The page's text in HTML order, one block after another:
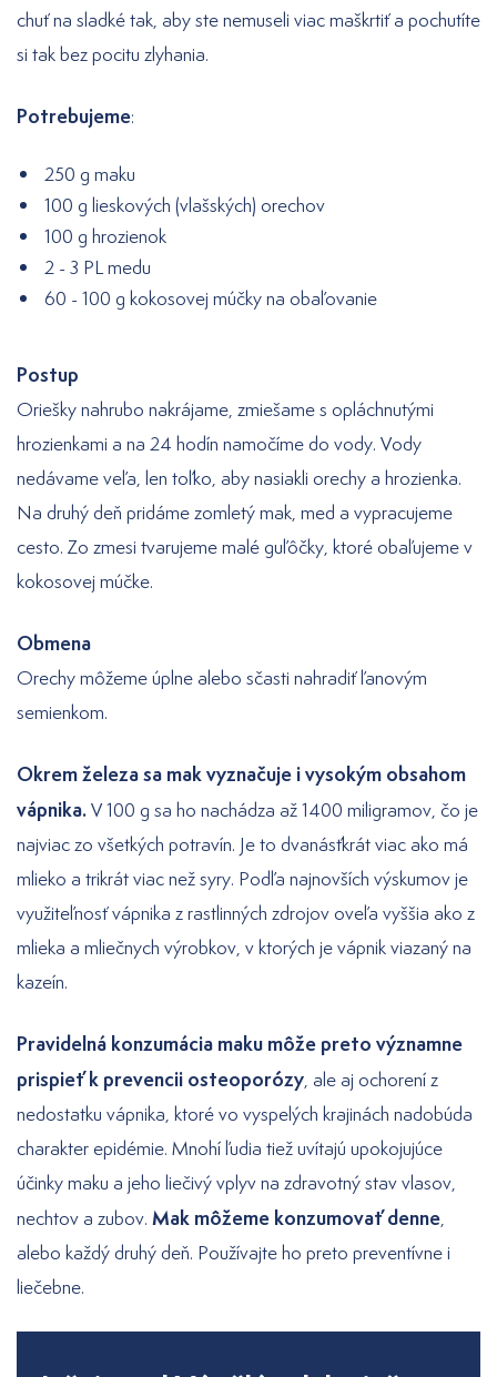
chuť na sladké tak, aby ste nemuseli viac maškrtiť a pochutíte
si tak bez pocitu zlyhania.
Potrebujeme:
250 g maku
100 g lieskových (vlašských) orechov
100 g hrozienok
2 - 3 PL medu
60 - 100 g kokosovej múčky na obaľovanie
Postup
Oriešky nahrubo nakrájame, zmiešame s opláchnutými
hrozienkami a na 24 hodín namočíme do vody. Vody
nedávame veľa, len toľko, aby nasiakli orechy a hrozienka.
Na druhý deň pridáme zomletý mak, med a vypracujeme
cesto. Zo zmesi tvarujeme malé guľôčky, ktoré obaľujeme v
kokosovej múčke.
Obmena
Orechy môžeme úplne alebo sčasti nahradiť ľanovým
semienkom.
Okrem železa sa mak vyznačuje i vysokým obsahom
vápnika.V 100 g sa ho nachádza až 1400 miligramov, čo je
najviac zo všetkých potravín. Je to dvanásťkrát viac ako má
mlieko a trikrát viac než syry. Podľa najnovších výskumov je
využiteľnosť vápnika z rastlinných zdrojov oveľa vyššia ako z
mlieka a mliečnych výrobkov, v ktorých je vápnik viazaný na
kazeín.
Pravidelná konzumácia maku môže preto významne
prispieť k prevencii osteoporózy, ale aj ochorení z
nedostatku vápnika, ktoré vo vyspelých krajinách nadobúda
charakter epidémie. Mnohí ľudia tiež uvítajú upokojujúce
účinky maku a jeho liečivý vplyv na zdravotný stav vlasov,
nechtov a zubov. Mak môžeme konzumovať denne,
alebo každý druhý deň. Používajte ho preto preventívne i
liečebne.